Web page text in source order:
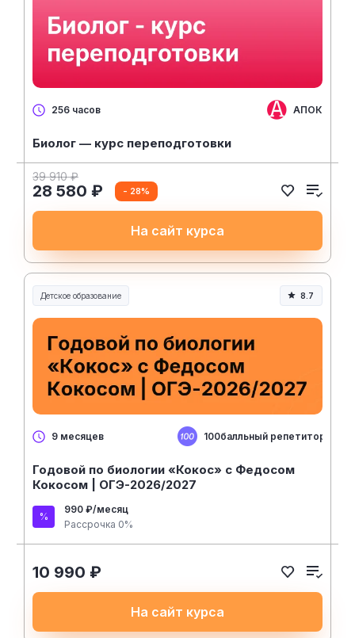
256 часов АПОК
Биолог — курс переподготовки
39 910 ₽
28 580 ₽ - 28%
На сайт курса
Детское образование 8.7
9 месяцев 100балльный репетитор
Годовой по биологии «Кокос» с Федосом
Кокосом | ОГЭ-2026/2027
990 ₽/месяц
Рассрочка 0%
10 990 ₽
На сайт курса